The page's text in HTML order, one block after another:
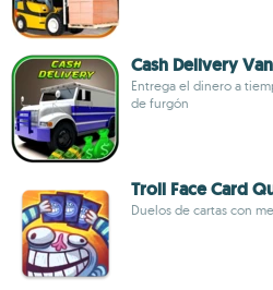
Cash Delivery
Entrega el dinero a
de furgón
Troll Face Card
Duelos de cartas con